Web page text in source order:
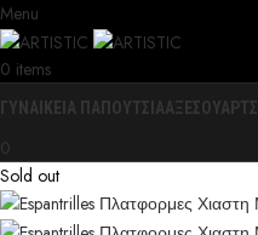
Menu
0 items
ΓΥΝΑΙΚΕΙΑ ΠΑΠΟΥΤΣΙΑΑΞΕΣΟΥΑΡ
0
Sold out